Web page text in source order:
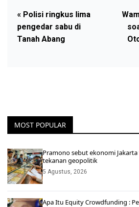
« Polisi ringkus lima
pengedar sabu di
Tanah Abang
MOST POPULAR
Pramono sebut ekonomi
tekanan geopolitik
5 Agustus, 2026
Apa Itu Equity Crowdfunding :